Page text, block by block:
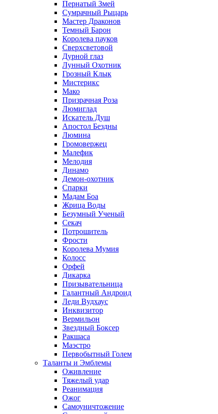
Пернатый Змей
Сумрачный Рыцарь
Мастер Драконов
Темный Барон
Королева пауков
Сверхсветовой
Дурной глаз
Лунный Охотник
Грозный Клык
Мистерикс
Мако
Призрачная Роза
Люмиглад
Искатель Душ
Апостол Бездны
Люмина
Громовержец
Малефик
Мелодия
Динамо
Демон-охотник
Спарки
Мадам Боа
Жрица Воды
Безумный Ученый
Секач
Потрошитель
Фрости
Королева Мумия
Колосс
Орфей
Дикарка
Призывательница
Галантный Андроид
Леди Вудхаус
Инквизитор
Вермильон
Звездный Боксер
Ракшаса
Маэстро
Первобытный Голем
Таланты и Эмблемы
Оживление
Тяжелый удар
Реанимация
Ожог
Самоуничтожение